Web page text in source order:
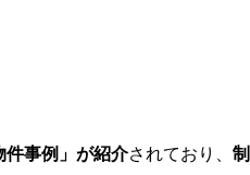
件事例」が紹介されており、 制